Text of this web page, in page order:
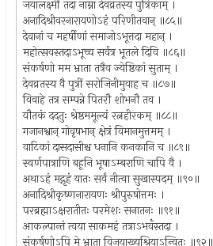
जयालक्ष्मीं तदा नाम्ना देवव्रतस्य पुत्रिकाम् ।
अनादिश्रीवरनारायणोऽहं परिणीतवान् ॥८५॥
देवानां च महर्षीणां समाजोऽभूत्तदा महान् ।
महोत्सवस्तदाऽभूच्च सर्वत्र भूतले दिवि ॥८६॥
संकर्षणो मम भ्राता तत्रैव ज्येष्ठिकां सुताम् ।
देवव्रतस्य वै पुत्रीं सरोजिनीमुवाह च ॥८७॥
विवाहे तत्र सम्पन्ने पितरौ शोभनौ तव ।
यौतकं ददतुः श्रेष्ठममूल्यं रत्नहीरकम् ॥८८॥
गजानश्वान् गोवृषभान् क्षेत्रं विमानमुत्तमम् ।
वाटिकां दासदासीश्च धनानि कनकानि च ॥८९॥
स्वर्णपात्राणि बहूनि भूषाऽम्बराणि चापि वै ।
अथाऽहं मद्गृहं यातः सर्वं नीत्वा सुखास्पदम् ॥९०॥
अनादिश्रीकृष्णनारायणः श्रीपुरुषोत्तमः ।
परब्रह्माऽक्षरातीतः परमेशः सनातनः ॥९१॥
आकल्पान्तं त्वया साकमहं तत्राऽभवँस्तदा ।
संकर्षणोऽपि मे भ्राता विजयाख्यश्रियाऽन्वितः ॥९२॥